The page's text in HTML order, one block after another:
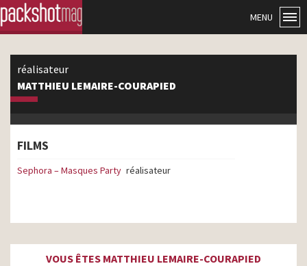
MENU
réalisateur
MATTHIEU LEMAIRE-COURAPIED
FILMS
Sephora – Masques Party réalisateur
VOUS ÊTES MATTHIEU LEMAIRE-COURAPIED